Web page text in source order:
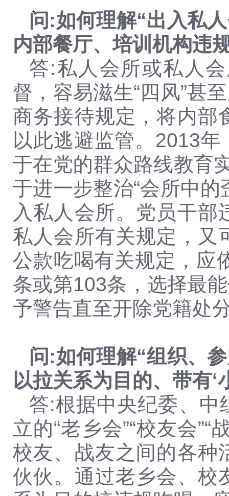
问:如何理解“出入私
内部餐厅、培训机构违
答:私人会所或私人
督，容易滋生“四风”甚
商务接待规定，将内部
以此逃避监管。2013
于在党的群众路线教育
于进一步整治“会所中
入私人会所。党员干
私人会所有关规定，又
公款吃喝有关规定，应
条或第103条，选择最
予警告直至开除党籍处
问:如何理解“组织、
以拉关系为目的、带有‘
答:根据中央纪委、中
立的“老乡会”“校友会
校友、战友之间的各种
伙伙。通过老乡会、校